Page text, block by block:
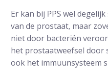
Er kan bij PPS wel
van de prostaat, maar
niet door bacteriën
het prostaatweefsel door
ook het immuunsysteem